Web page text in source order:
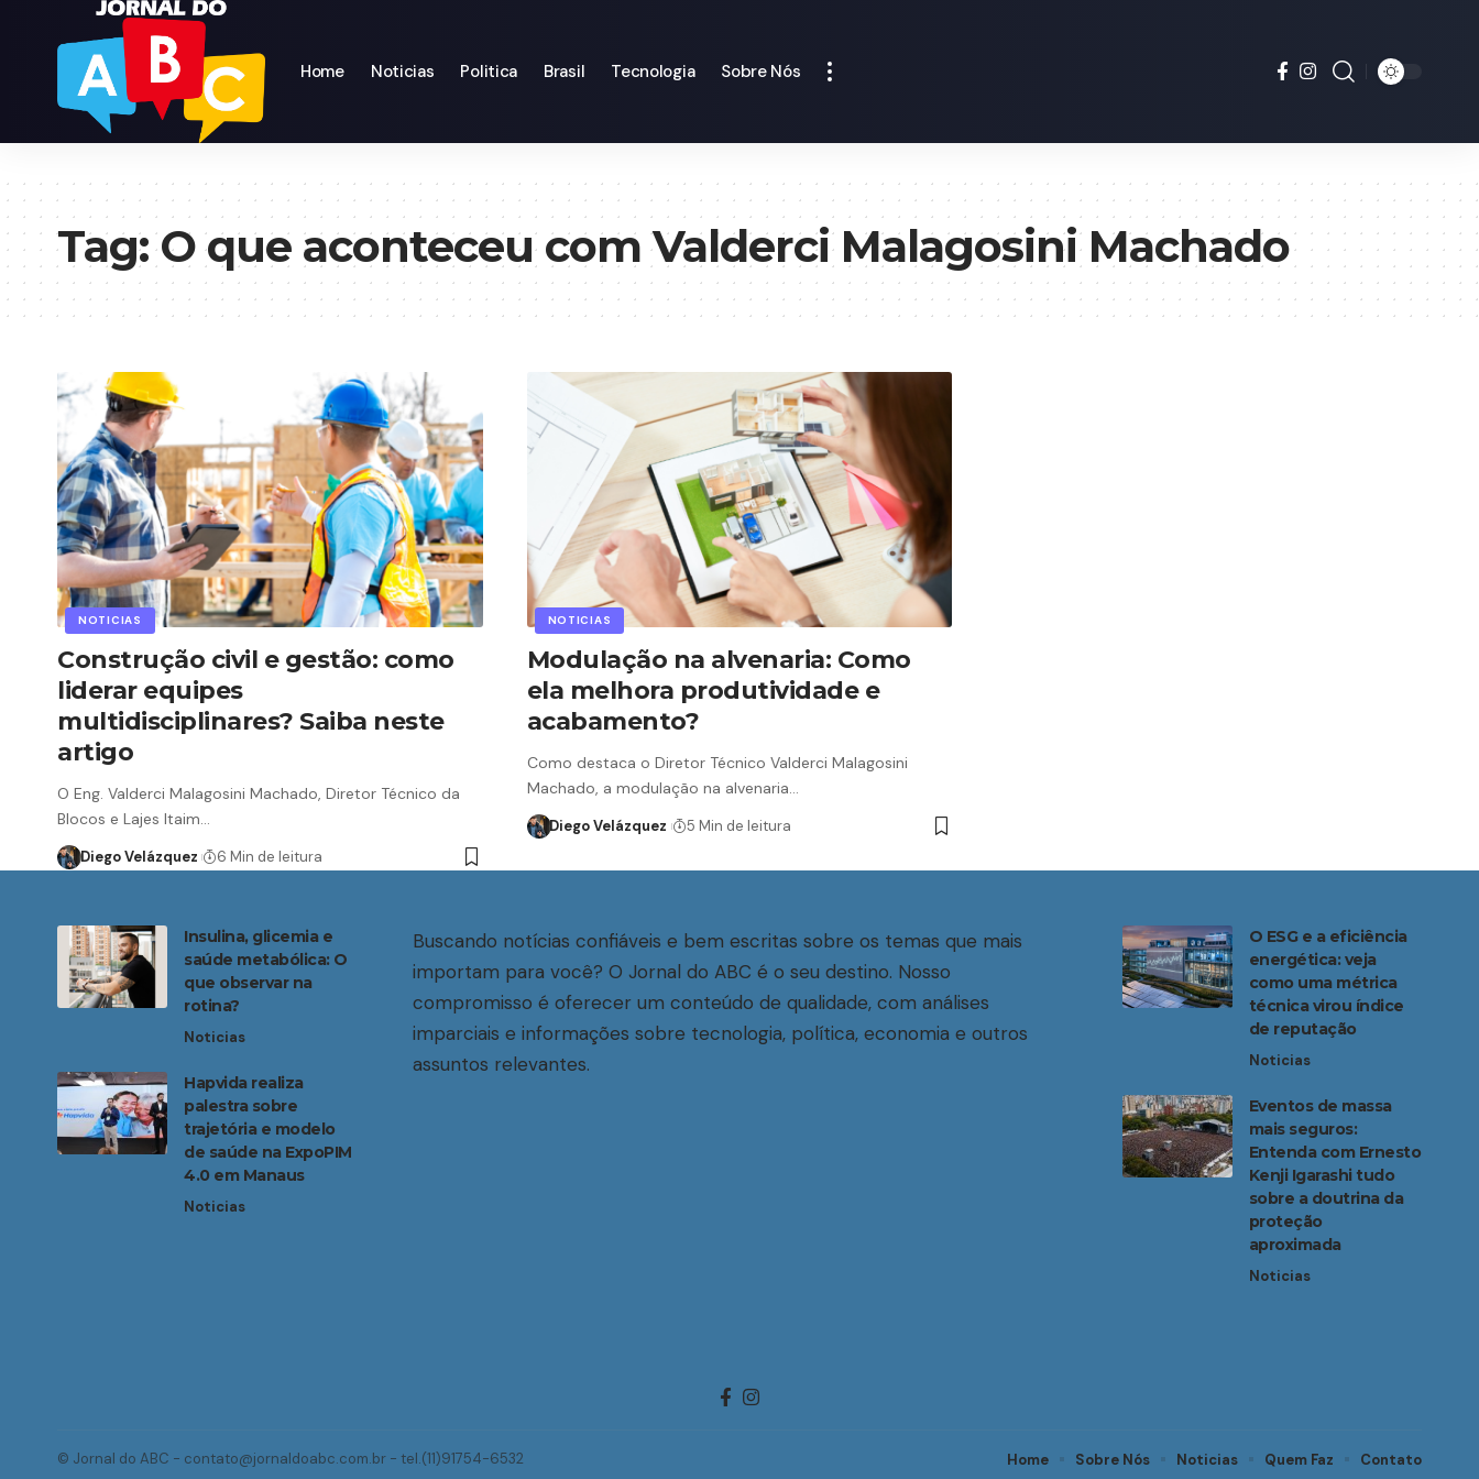
Home Noticias Politica Brasil Tecnologia Sobre Nós
Tag:O que aconteceu com Valderci Malagosini Machado
NOTICIAS
Construção civil e gestão: como
liderar equipes
multidisciplinares? Saiba neste
artigo
O Eng. Valderci Malagosini Machado, Diretor Técnico da
Blocos e Lajes Itaim…
Diego Velázquez 6 Min de leitura
NOTICIAS
Modulação na alvenaria: Como
ela melhora produtividade e
acabamento?
Como destaca o Diretor Técnico Valderci Malagosini
Machado, a modulação na alvenaria…
Diego Velázquez 5 Min de leitura
Insulina, glicemia e
saúde metabólica: O
que observar na
rotina?
Noticias
Hapvida realiza
palestra sobre
trajetória e modelo
de saúde na ExpoPIM
4.0 em Manaus
Noticias
Buscando notícias confiáveis e bem escritas sobre os temas que mais
importam para você? O Jornal do ABC é o seu destino. Nosso
compromisso é oferecer um conteúdo de qualidade, com análises
imparciais e informações sobre tecnologia, política, economia e outros
assuntos relevantes.
O ESG e a eficiência
energética: veja
como uma métrica
técnica virou índice
de reputação
Noticias
Eventos de massa
mais seguros:
Entenda com Ernesto
Kenji Igarashi tudo
sobre a doutrina da
proteção
aproximada
Noticias
© Jornal do ABC - contato@jornaldoabc.com.br - tel.(11)91754-6532 Home Sobre Nós Noticias Quem Faz Contato